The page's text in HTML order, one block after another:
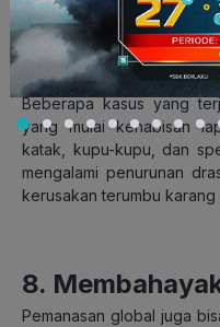
Pemanasan global
mempercepat
tumbuhan yang tidak
kehilangan tempat
Beberapa kasus yang
yang mulai kehabisan
katak, kupu-kupu, dan
mengalami penurunan
kerusakan terumbu
8.
Pemanasan global juga